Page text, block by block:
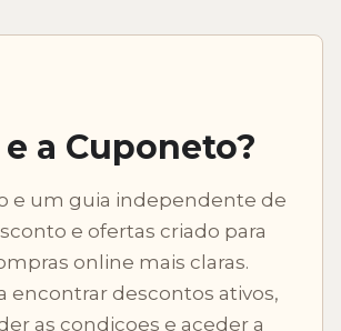
a Cuponeto?
e um guia independente de
e ofertas criado para
online mais claras.
encontrar descontos ativos,
as condicoes e aceder a